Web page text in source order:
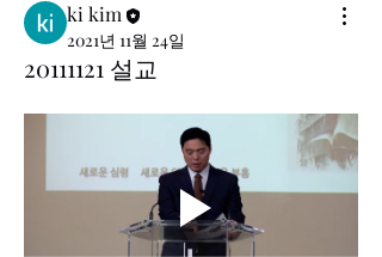
ki kim
2021년 11월 24일
20111121 설교